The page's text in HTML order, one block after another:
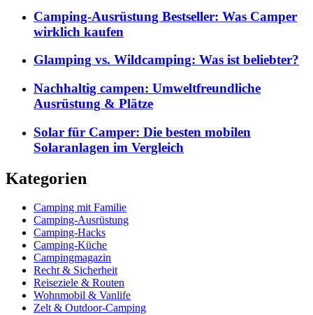
Camping-Ausrüstung Bestseller: Was Camper
wirklich kaufen
Glamping vs. Wildcamping: Was ist beliebter?
Nachhaltig campen: Umweltfreundliche
Ausrüstung & Plätze
Solar für Camper: Die besten mobilen
Solaranlagen im Vergleich
Kategorien
Camping mit Familie
Camping-Ausrüstung
Camping-Hacks
Camping-Küche
Campingmagazin
Recht & Sicherheit
Reiseziele & Routen
Wohnmobil & Vanlife
Zelt & Outdoor-Camping